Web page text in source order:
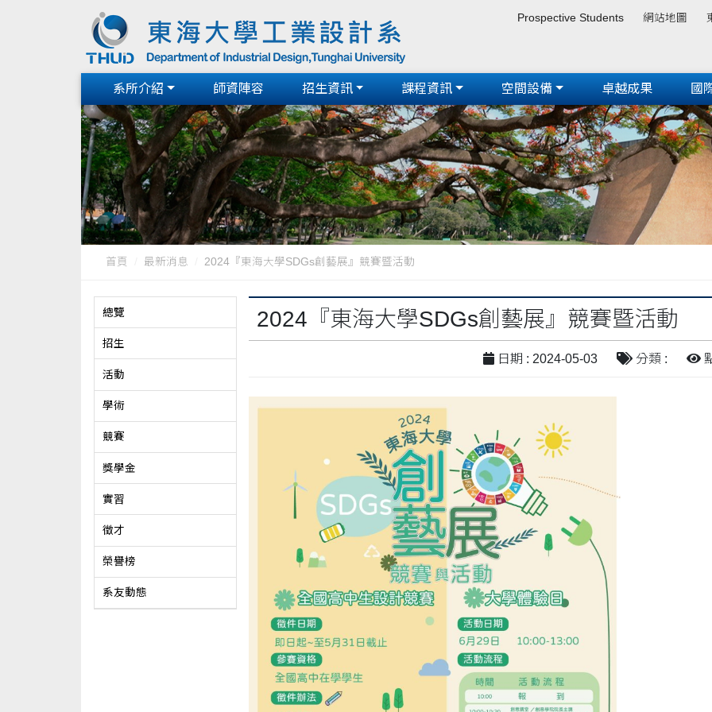
Prospective Students 網站地圖
系所介紹 師資陣容 招生資訊 課程資訊 空間設備 卓越成果 國
首頁 最新消息 2024『東海大學SDGs創藝展』競賽暨活動
總覽
招生
活動
學術
競賽
獎學金
實習
徵才
榮譽榜
系友動態
2024『東海大學SDGs創藝展』競賽暨活動
日期 : 2024-05-03 分類 :